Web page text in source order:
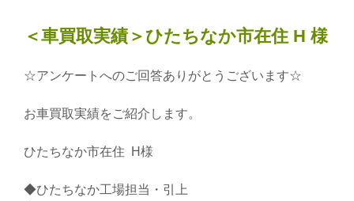
＜車買取実績＞ひたちなか市在住 H 様
☆アンケートへのご回答ありがとうございます☆
お車買取実績をご紹介します。
ひたちなか市在住 H様
◆ひたちなか工場担当・引上